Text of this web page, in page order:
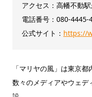
アクセス：高幡不動
電話番号：080-4445-
公式サイト： https://
「マリヤの風」は東京
数々のメディアやウェデ